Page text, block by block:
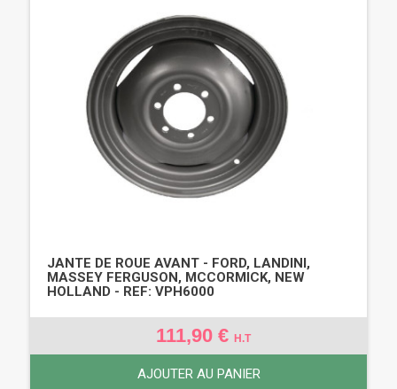
JANTE DE ROUE AVANT - FORD, LANDINI,
MASSEY FERGUSON, MCCORMICK, NEW
HOLLAND - REF: VPH6000
111,90 € H.T
AJOUTER AU PANIER